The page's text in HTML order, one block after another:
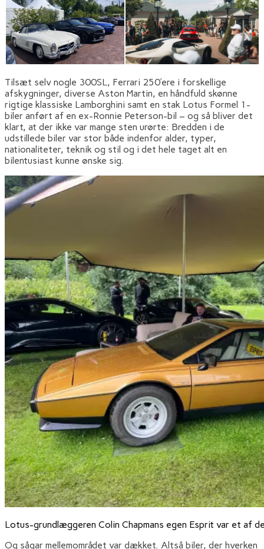
Tilsæt selv nogle 300SL, Ferrari 250’ere i forskellige
afskygninger, diverse Aston Martin, en håndfuld skønne
rigtige klassiske Lamborghini samt en stak Lotus Formel 1-
biler anført af en ex-Ronnie Peterson-bil – og så bliver det
klart, at der ikke var mange sten urørte: Bredden i de
udstillede biler var stor både indenfor alder, typer,
nationaliteter, teknik og stil og i det hele taget alt en
bilentusiast kunne ønske sig.
Lotus-grundlæggeren Colin Chapmans egen Esprit var et af
Og sågar mellemområdet var dækket. Altså biler, der hverken